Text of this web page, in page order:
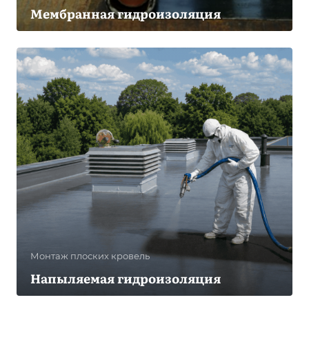
Мембранная гидроизоляция
Монтаж плоских кровель
Напыляемая гидроизоляция